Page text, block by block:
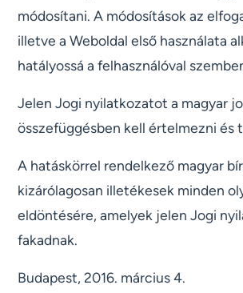
módosítani. A módosítások az
illetve a Weboldal első használata
hatályossá a felhasználóval
Jelen Jogi nyilatkozatot a magyar
összefüggésben kell értelmezni és
A hatáskörrel rendelkező magyar
kizárólagosan illetékesek minden
eldöntésére, amelyek jelen Jogi
fakadnak.
Budapest, 2016. március 4.